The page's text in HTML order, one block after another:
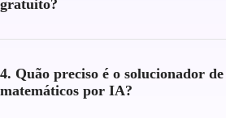
gratuito?
4. Quão preciso é o solucionador
matemáticos por IA?